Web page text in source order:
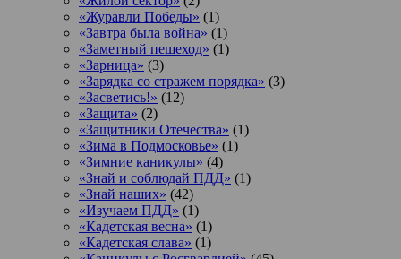
«Журавли Победы» (1)
«Завтра была война» (1)
«Заметный пешеход» (1)
«Зарница» (3)
«Зарядка со стражем порядка» (3)
«Засветись!» (12)
«Защита» (2)
«Защитники Отечества» (1)
«Зима в Подмосковье» (1)
«Зимние каникулы» (4)
«Знай и соблюдай ПДД» (1)
«Знай наших» (42)
«Изучаем ПДД» (1)
«Кадетская весна» (1)
«Кадетская слава» (1)